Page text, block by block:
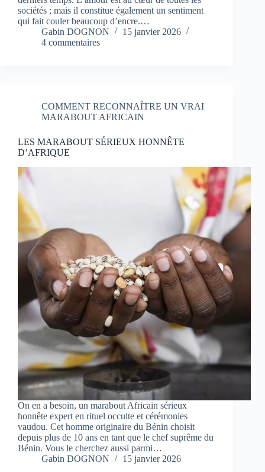
sociétés ; mais il constitue également un sentiment
qui fait couler beaucoup d’encre.…
Gabin DOGNON
15 janvier 2026
4 commentaires
COMMENT RECONNAÎTRE UN VRAI
MARABOUT AFRICAIN
LES MARABOUT SÉRIEUX HONNÊTE
D’AFRIQUE
On en a besoin, un marabout Africain sérieux
honnête expert en rituel occulte et cérémonies
vaudou. Cet homme originaire du Bénin choisit
depuis plus de 10 ans en tant que le chef suprême du
Bénin. Vous le cherchez aussi parmi…
Gabin DOGNON
15 janvier 2026